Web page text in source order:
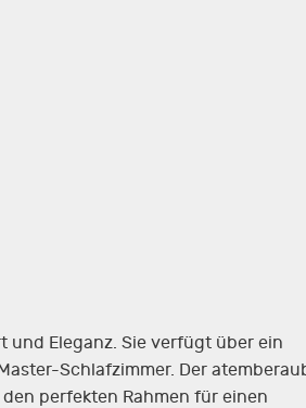
und Eleganz. Sie verfügt über ein
Schlafzimmer. Der
perfekten Rahmen für einen